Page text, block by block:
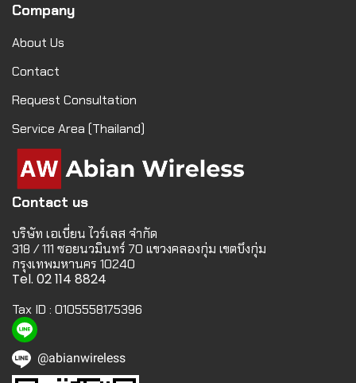
Company
About Us
Contact
Request Consultation
Service Area (Thailand)
Contact us
บริษัท เอเบี่ยน ไวร์เลส จำกัด
318 / 111 ซอยนวมินทร์ 70 แขวงคลองกุ่ม เขตบึงกุ่ม
กรุงเทพมหานคร 10240
Tel. 02 114 8824
Tax ID : 0105558175396
@abianwireless